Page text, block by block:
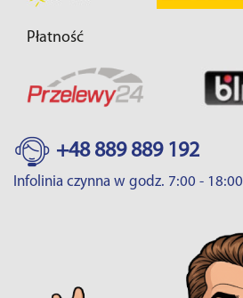
Płatność
+48 889 889 192
Infolinia czynna w godz. 7:00 - 18:00